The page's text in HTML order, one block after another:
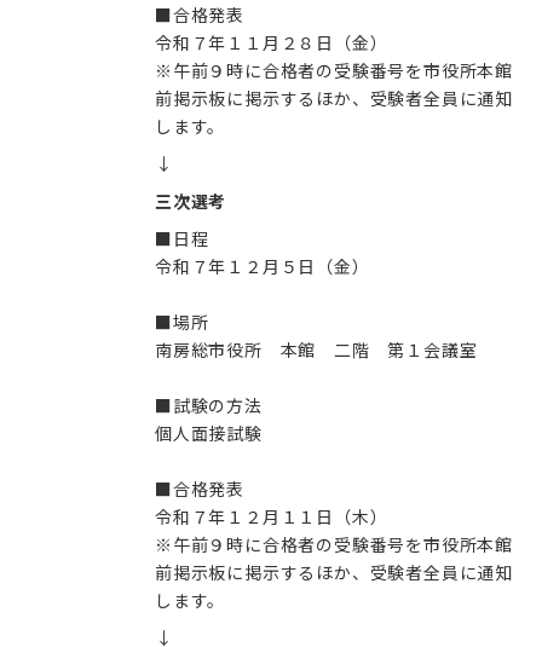
■合格発表
令和７年１１月２８日（金）
※午前９時に合格者の受験番号を市役所本館
前掲示板に掲示するほか、受験者全員に通知
します。
↓
三次選考
■日程
令和７年１２月５日（金）
■場所
南房総市役所 本館 二階 第１会議室
■試験の方法
個人面接試験
■合格発表
令和７年１２月１１日（木）
※午前９時に合格者の受験番号を市役所本館
前掲示板に掲示するほか、受験者全員に通知
します。
↓